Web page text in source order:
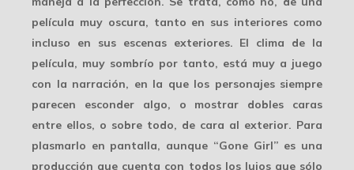
película muy oscura, tanto en sus interiores como
incluso en sus escenas exteriores. El clima de la
película, muy sombrío por tanto, está muy a juego
con la narración, en la que los personajes siempre
parecen esconder algo, o mostrar dobles caras
entre ellos, o sobre todo, de cara al exterior. Para
plasmarlo en pantalla, aunque “Gone Girl” es una
producción que cuenta con todos los lujos que sólo